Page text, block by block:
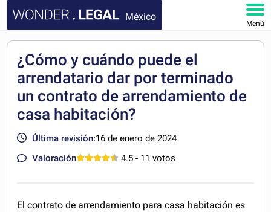
México
Menú
DOCUMENTOS
FAQ
MI CUENTA
¿Cómo y cuándo puede el
arrendatario dar por terminado
un contrato de arrendamiento de
casa habitación?
Última revisión:16 de enero de 2024
Valoración
4.5 - 11 votos
Elcontrato de arrendamiento para casa habitación es